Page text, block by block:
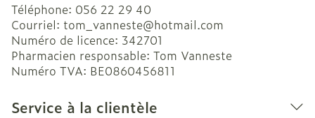
Téléphone: 056 22 29 40
Courriel: tom_vanneste@hotmail.com
Numéro de licence: 342701
Pharmacien responsable: Tom Vanneste
Numéro TVA: BE0860456811
Service à la clientèle